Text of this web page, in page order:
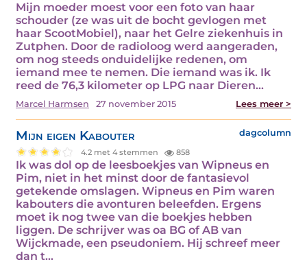
Mijn moeder moest voor een foto van haar
schouder (ze was uit de bocht gevlogen met
haar ScootMobiel), naar het Gelre ziekenhuis in
Zutphen. Door de radioloog werd aangeraden,
om nog steeds onduidelijke redenen, om
iemand mee te nemen. Die iemand was ik. Ik
reed de 76,3 kilometer op LPG naar Dieren...
Marcel Harmsen 27 november 2015 Lees meer >
Mijn eigen Kabouter dagcolumn
4.2 met 4 stemmen 858
Ik was dol op de leesboekjes van Wipneus en
Pim, niet in het minst door de fantasievol
getekende omslagen. Wipneus en Pim waren
kabouters die avonturen beleefden. Ergens
moet ik nog twee van die boekjes hebben
liggen. De schrijver was oa BG of AB van
Wijckmade, een pseudoniem. Hij schreef meer
dan t...